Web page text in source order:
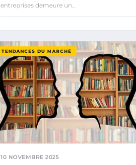
entreprises demeure un…
TENDANCES DU MARCHÉ
10 NOVEMBRE 2025